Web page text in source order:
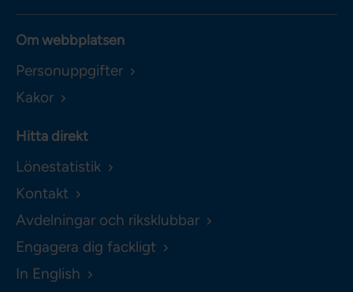
Om webbplatsen
Personuppgifter
Kakor
Hitta direkt
Lönestatistik
Kontakt
Avdelningar och riksklubbar
Engagera dig fackligt
In English